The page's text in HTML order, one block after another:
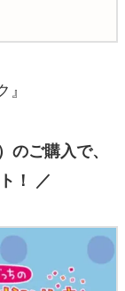
ご購入で、
！ ／